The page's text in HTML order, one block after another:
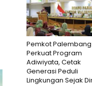
Pemkot Palembang
Perkuat Program
Adiwiyata, Cetak
Generasi Peduli
Lingkungan Sejak